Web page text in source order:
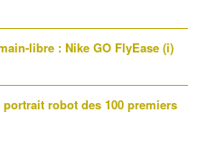
libre : Nike GO FlyEase (i)
robot des 100 premiers